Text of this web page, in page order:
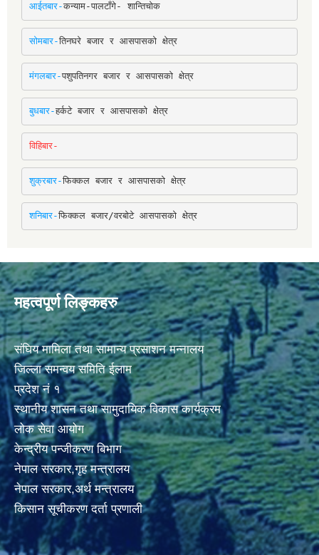
आईतबार-कन्याम-पालटाँगे- शान्तिचोक
सोमबार-तिनघरे बजार र आसपासको क्षेत्र
मंगलबार-पशुपतिनगर बजार र आसपासको क्षेत्र
बुधबार-हर्कटे बजार र आसपासको क्षेत्र
विहिबार-
शुक्रबार-फिक्कल बजार र आसपासको क्षेत्र
शनिबार-फिक्कल बजार/वरबोटे आसपासको क्षेत्र
महत्वपूर्ण लिङ्कहरु
संघिय मामिला तथा सामान्य प्रसाशन मन्नालय
जिल्ला समन्वय समिति ईलाम
प्रदेश नं १
स्थानीय शासन तथा सामुदायिक विकास कार्यक्रम
लोक सेवा आयोग
केन्द्रीय पन्जीकरण बिभाग
नेपाल सरकार,गृह मन्त्रालय
नेपाल सरकार,अर्थ मन्त्रालय
किसान सूचीकरण दर्ता प्रणाली